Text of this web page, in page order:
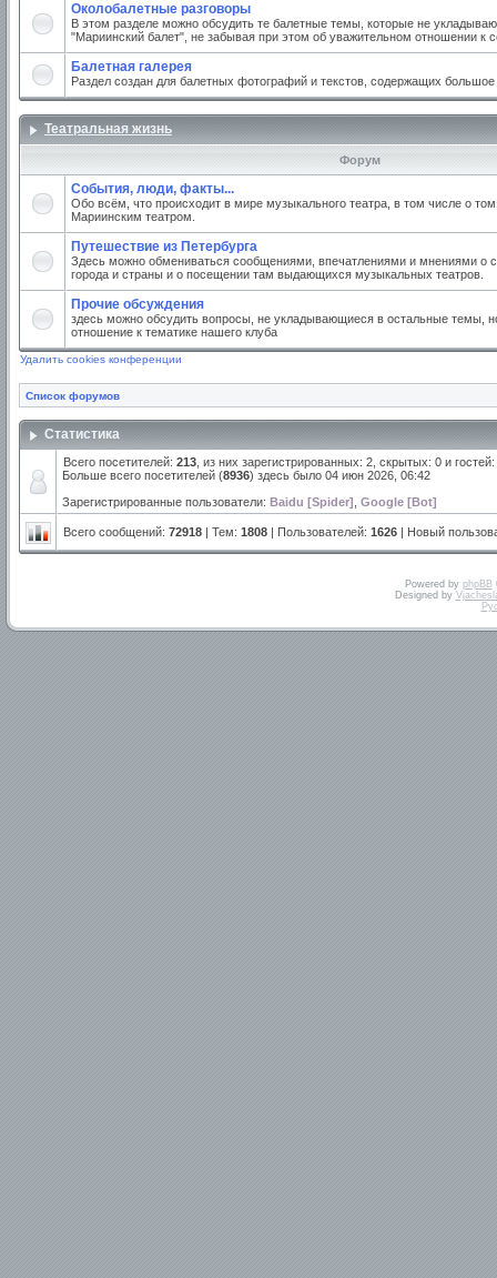
Околобалетные разговоры
В этом разделе можно обсудить те балетные темы, которые не
"Мариинский балет", не забывая при этом об уважительном отношении к
Балетная галерея
Раздел создан для балетных фотографий и текстов, содержащих
Театральная жизнь
Форум
События, люди, факты...
Обо всём, что происходит в мире музыкального театра, в том числе о
Мариинским театром.
Путешествие из Петербурга
Здесь можно обмениваться сообщениями, впечатлениями и мнениями о
города и страны и о посещении там выдающихся музыкальных театров.
Прочие обсуждения
здесь можно обсудить вопросы, не укладывающиеся в остальные темы,
отношение к тематике нашего клуба
Удалить cookies конференции
Список форумов
Статистика
Всего посетителей: 213 , из них зарегистрированных: 2, скрытых: 0 и
Больше всего посетителей (8936) здесь было 04 июн 2026, 06:42
Зарегистрированные пользователи: Baidu [Spider] Google [Bot]
Всего сообщений: 72918 | Тем: 1808 | Пользователей: 1626 | Новый
Powered by phpBB
Designed by